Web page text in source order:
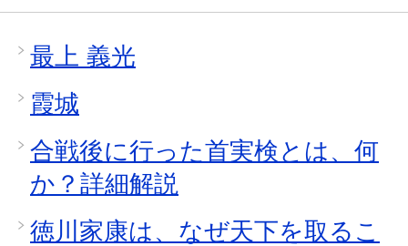
最上 義光
霞城
合戦後に行った首実検とは、何
か？詳細解説
徳川家康は、なぜ天下を取るこ